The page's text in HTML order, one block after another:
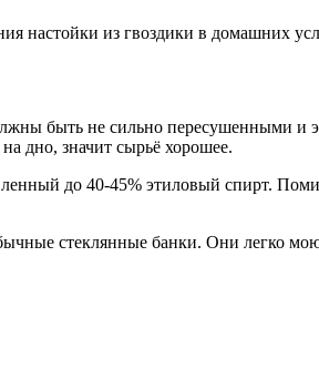
быть не сильно пересушенными
дно, значит сырьё хорошее.
до 40-45% этиловый спирт.
стеклянные банки. Они легко